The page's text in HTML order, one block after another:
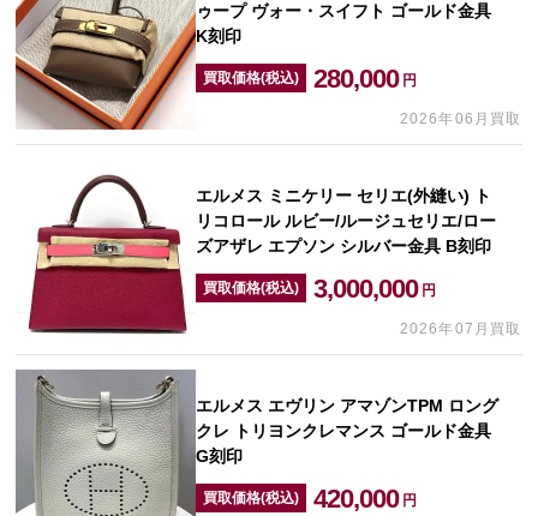
ゥープ ヴォー・スイフト ゴールド金具
K刻印
買取価格(税込) 280,000 円
2026年06月買取
エルメス ミニケリー セリエ(外縫い) ト
リコロール ルビー/ルージュセリエ/ロー
ズアザレ エプソン シルバー金具 B刻印
買取価格(税込) 3,000,000 円
2026年07月買取
エルメス エヴリン アマゾンTPM ロング
クレ トリヨンクレマンス ゴールド金具
G刻印
買取価格(税込) 420,000 円